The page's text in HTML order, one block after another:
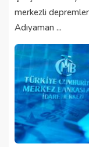
merkezli
Adıyaman ...